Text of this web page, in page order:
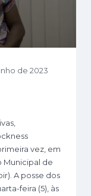
de 2023
vez, em
Municipal de
A posse dos
feira (5), às